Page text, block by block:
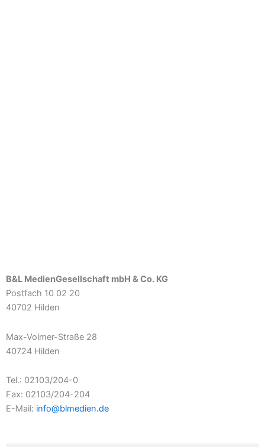
B&L MedienGesellschaft mbH & Co. KG
Postfach 10 02 20
40702 Hilden
Max-Volmer-Straße 28
40724 Hilden
Tel.: 02103/204-0
Fax: 02103/204-204
E-Mail: info@blmedien.de